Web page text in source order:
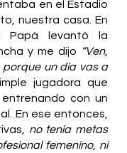
en el Estadio
nuestra casa. En
Papá levantó la
y me dijo “Ven,
porque un día vas a
jugadora que
con un
En ese entonces,
no tenía metas
femenino, ni